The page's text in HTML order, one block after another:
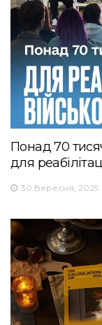
Понад 70
для
30 Вересня, 2025